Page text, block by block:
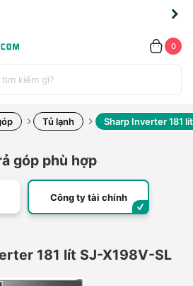
0
Tủ lạnh Sharp Inverter 181
góp phù hợp
Công ty tài chính
181 lít SJ-X198V-SL